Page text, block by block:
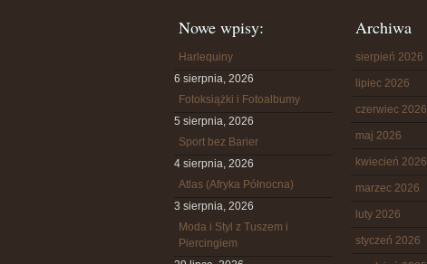
Nowe wpisy:
Harlequiny
6 sierpnia, 2026
Fotoksiążki i Fotoalbumy
5 sierpnia, 2026
Sport bez Barier
4 sierpnia, 2026
Atlas (Afryka Północna)
3 sierpnia, 2026
Moda i Styl z Tuszem i
Piercingiem
Archiwa
sierpień 2026
lipiec 2026
czerwiec 2026
maj 2026
kwiecień 2026
marzec 2026
luty 2026
styczeń 2026